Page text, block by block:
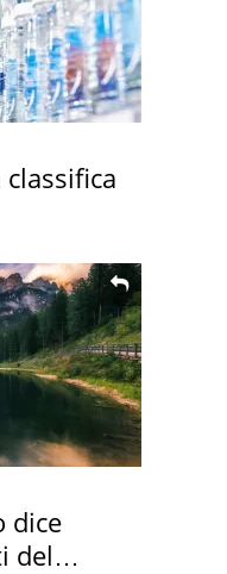
dice
del